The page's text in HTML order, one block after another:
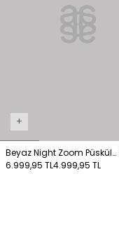
+
Beyaz Night Zoom Püskül
Detaylı Mini Elbise
6.999,95 TL4.999,95 TL